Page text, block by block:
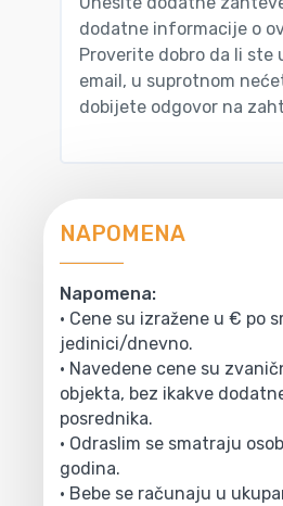
NAPOMENA
Napomena:
• Cene su izražene u € po
jedinici/dnevno.
• Navedene cene su
objekta, bez ikakve
posrednika.
• Odraslim se smatraju
godina.
• Bebe se računaju u